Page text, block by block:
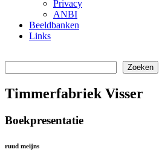
Privacy
ANBI
Beeldbanken
Links
Zoeken
Timmerfabriek Visser
Boekpresentatie
ruud meijns